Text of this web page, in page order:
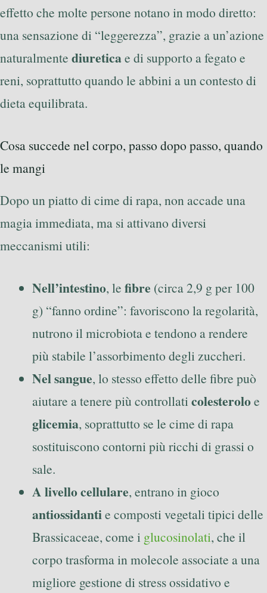
effetto che molte persone notano in modo diretto:
una sensazione di “leggerezza”, grazie a un’azione
naturalmente diureticae di supporto a fegato e
reni, soprattutto quando le abbini a un contesto di
dieta equilibrata.
Cosa succede nel corpo, passo dopo passo, quando
le mangi
Dopo un piatto di cime di rapa, non accade una
magia immediata, ma si attivano diversi
meccanismi utili:
Nell’intestino, le fibre (circa 2,9 g per 100
g) “fanno ordine”: favoriscono la regolarità,
nutrono il microbiota e tendono a rendere
più stabile l’assorbimento degli zuccheri.
Nel sangue, lo stesso effetto delle fibre può
aiutare a tenere più controllati colesteroloe
glicemia, soprattutto se le cime di rapa
sostituiscono contorni più ricchi di grassi o
sale.
A livello cellulare, entrano in gioco
antiossidantie composti vegetali tipici delle
Brassicaceae, come i glucosinolati, che il
corpo trasforma in molecole associate a una
migliore gestione di stress ossidativo e